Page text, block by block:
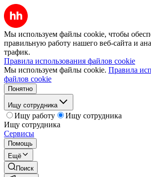
Мы используем файлы cookie, чтобы
правильную работу нашего веб-сайта и
трафик.
Правила использования файлов cookie
Мы используем файлы cookie. Правила
файлов cookie
Понятно
Ищу сотрудника
Ищу работу
Ищу сотрудника
Ищу сотрудника
Сервисы
Помощь
Ещё
Поиск